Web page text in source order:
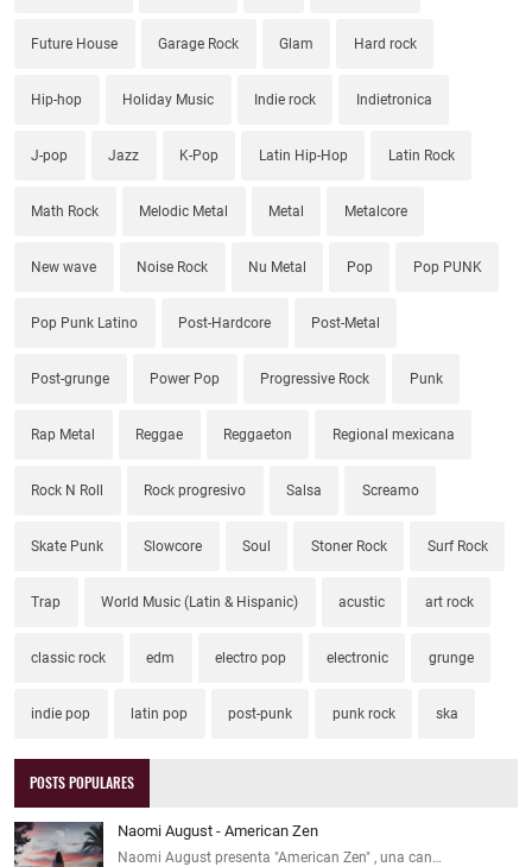
Future House Garage Rock Glam Hard rock
Hip-hop Holiday Music Indie rock Indietronica
J-pop Jazz K-Pop Latin Hip-Hop Latin Rock
Math Rock Melodic Metal Metal Metalcore
New wave Noise Rock Nu Metal Pop Pop PUNK
Pop Punk Latino Post-Hardcore Post-Metal
Post-grunge Power Pop Progressive Rock Punk
Rap Metal Reggae Reggaeton Regional mexicana
Rock N Roll Rock progresivo Salsa Screamo
Skate Punk Slowcore Soul Stoner Rock Surf Rock
Trap World Music (Latin & Hispanic) acustic art rock
classic rock edm electro pop electronic grunge
indie pop latin pop post-punk punk rock ska
POSTS POPULARES
Naomi August - American Zen
Naomi August presenta "American Zen" , una can…